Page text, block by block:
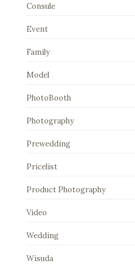
Consule
Event
Family
Model
PhotoBooth
Photography
Prewedding
Pricelist
Product Photography
Video
Wedding
Wisuda